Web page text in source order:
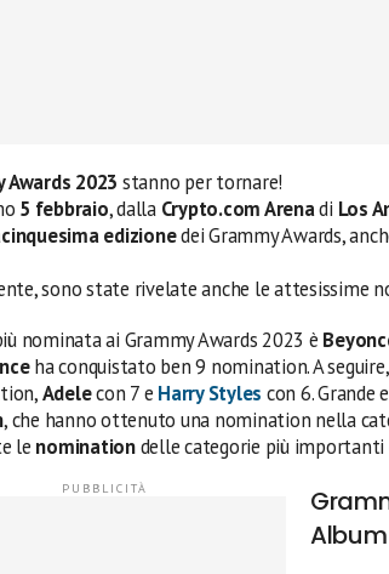
Awards 2023 stanno per tornare!
5 febbraio, dalla Crypto.com Arenadi Los
edizionedei Grammy Awards,
sono state rivelate anche le attesissime
nominata ai Grammy Awards 2023 è
ha conquistato ben 9 nomination. A
Adelecon 7 e Harry Styles con 6. Grande
, che hanno ottenuto una nomination nella
le nominationdelle categorie più importanti